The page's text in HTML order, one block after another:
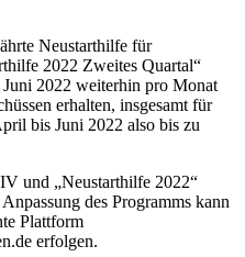
Neustarthilfe für
2022 Zweites Quartal“
2022 weiterhin pro Monat
erhalten, insgesamt für
bis Juni 2022 also bis zu
und „Neustarthilfe 2022“
des Programms kann
Plattform
erfolgen.